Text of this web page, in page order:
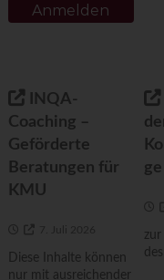
INQA-
Coaching –
Geförderte
Beratungen für
KMU
Diese Inhalte können
nur mit ausreichender
zur